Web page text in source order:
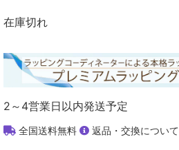
在庫切れ
2～4営業日以内発送予定
全国送料無料 返品・交換について